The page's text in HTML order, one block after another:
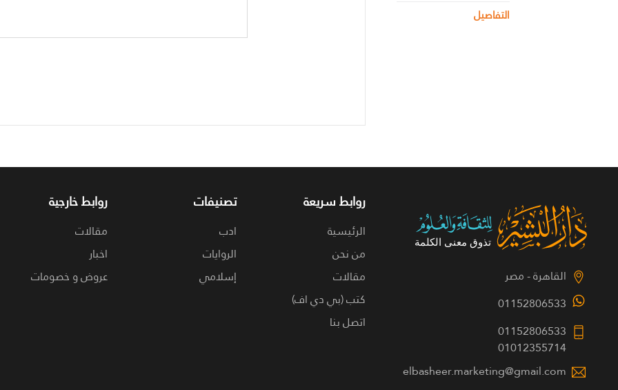
التفاصيل
القاهرة - مصر
01152806533
01152806533
01012355714
elbasheer.marketing@gmail.com
روابط سريعة
الرئيسية
من نحن
مقالات
كتب (بي دي اف)
اتصل بنا
تصنيفات
ادب
الروايات
إسلامي
روابط خارجية
مقالات
اخبار
عروض و خصومات